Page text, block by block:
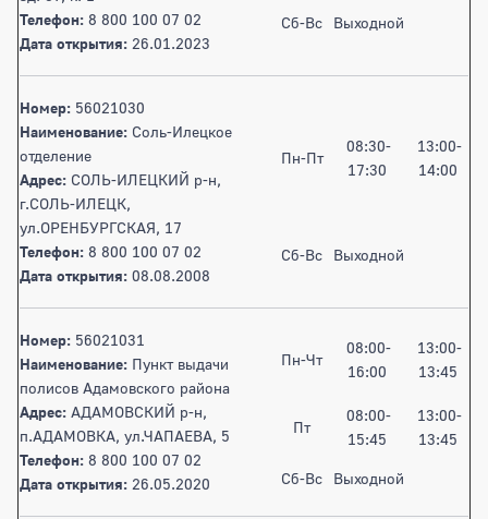
Телефон: 8 800 100 07 02
Дата открытия: 26.01.2023
Сб-Вс Выходной
Номер: 56021030
Наименование: Соль-Илецкое
отделение
Адрес: СОЛЬ-ИЛЕЦКИЙ р-н,
г.СОЛЬ-ИЛЕЦК,
ул.ОРЕНБУРГСКАЯ, 17
Телефон: 8 800 100 07 02
Дата открытия: 08.08.2008
Пн-Пт
08:30-
17:30
13:00-
14:00
Сб-Вс Выходной
Номер: 56021031
Наименование: Пункт выдачи
полисов Адамовского района
Адрес: АДАМОВСКИЙ р-н,
п.АДАМОВКА, ул.ЧАПАЕВА, 5
Телефон: 8 800 100 07 02
Дата открытия: 26.05.2020
Пн-Чт
08:00-
16:00
13:00-
13:45
Пт
08:00-
15:45
13:00-
13:45
Сб-Вс Выходной